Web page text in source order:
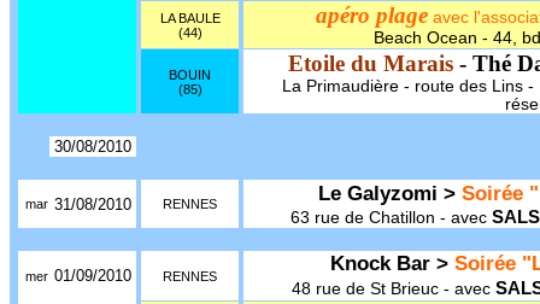
LA BAULE
(44)
apéro plageavec
Beach Ocean - 44,
BOUIN
(85)
Etoile du Marais- Thé
La Primaudière - route des Lins
30/08/2010
mar 31/08/2010 RENNES Le Galyzomi > Soirée
63 rue de Chatillon - avec
mer 01/09/2010 RENNES
Knock Bar > Soirée
48 rue de St Brieuc - avec